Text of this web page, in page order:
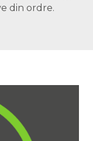
din ordre.